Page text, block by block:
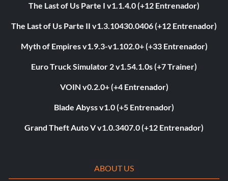
The Last of Us Parte I v1.1.4.0 (+12 Entrenador)
The Last of Us Parte II v1.3.10430.0406 (+12 Entrenador)
Myth of Empires v1.9.3-v1.102.0+ (+33 Entrenador)
Euro Truck Simulator 2 v1.54.1.0s (+7 Trainer)
VOIN v0.2.0+ (+4 Entrenador)
Blade Abyss v1.0 (+5 Entrenador)
Grand Theft Auto V v1.0.3407.0 (+12 Entrenador)
ABOUT US